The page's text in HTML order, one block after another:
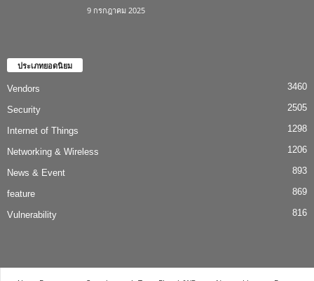
9 กรกฎาคม 2025
ประเภทยอดนิยม
Vendors 3460
Security 2505
Internet of Things 1298
Networking & Wireless 1206
News & Event 893
feature 869
Vulnerability 816